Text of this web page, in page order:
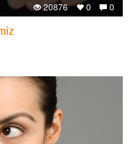
0
0
20876